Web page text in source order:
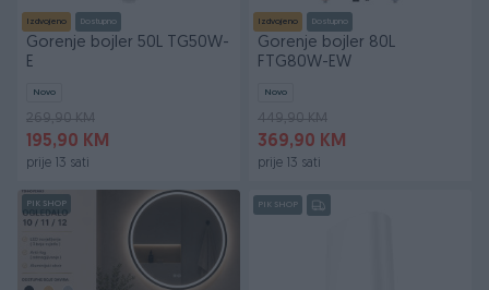
Izdvojeno Dostupno
Gorenje bojler 50L TG50W-
E
Novo
269,90 KM
195,90 KM
prije 13 sati
Izdvojeno Dostupno
Gorenje bojler 80L
FTG80W-EW
Novo
449,90 KM
369,90 KM
prije 13 sati
PIK SHOP PIK SHOP